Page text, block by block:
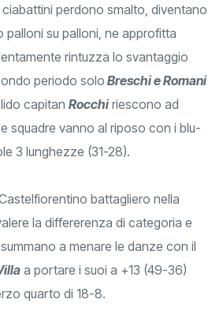
perdono smalto, diventano
su palloni, ne approfitta
rintuzza lo svantaggio
periodo solo Breschi e Romani
capitan Rocchiriescono ad
squadre vanno al riposo con i blu-
3 lunghezze (31-28).
battagliero nella
la differerenza di categoria e
a menare le danze con il
a portare i suoi a +13 (49-36)
quarto di 18-8.